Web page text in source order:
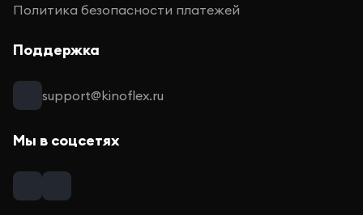
Политика безопасности платежей
Поддержка
support@kinoflex.ru
Мы в соцсетях